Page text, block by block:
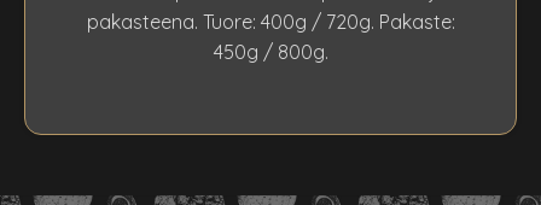
pakasteena. Tuore: 400g / 720g. Pakaste:
450g / 800g.